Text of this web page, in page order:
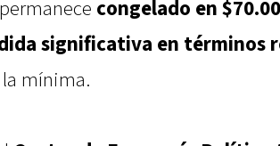
permanece congelado en
significativa en términos
mínima.